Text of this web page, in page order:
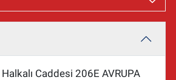
Caddesi 206E AVRUPA